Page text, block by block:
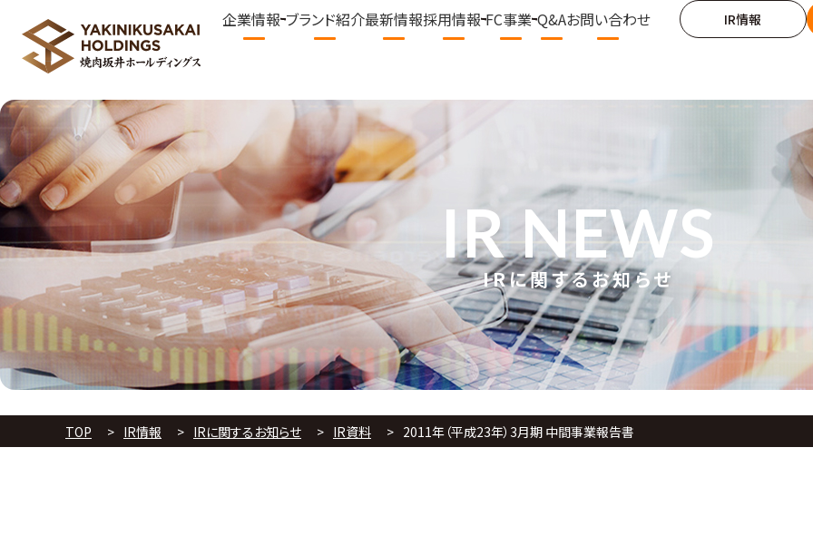
企業情報 ブランド紹介最新情報採用情報 FC事業 Q&Aお問い合わせ IR情報
IRに関するお知らせ
IR NEWS
TOP IR情報 IRに関するお知らせ IR資料 2011年（平成23年）3月期 中間事業報告書